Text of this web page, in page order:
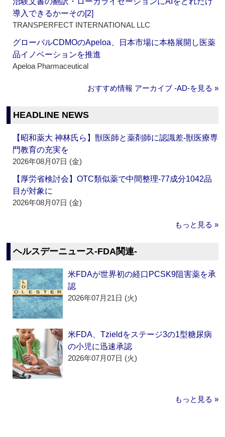
導入できるかーその[2]
TRANSPERFECT INTERNATIONAL LLC
グローバルCDMOのApeloa、日本市場に本格展開し医薬
品イノベーションを推進
Apeloa Pharmaceutical
おすすめ情報 アーカイブ ‐AD‐を見る »
HEADLINE NEWS
【昭和薬大 神林氏ら】獣医師と薬剤師に認識差‐獣医療専
門教育の充実を
2026年08月07日 (金)
【厚労省検討会】OTC類似薬で中間整理‐77成分1042品
目が対象に
2026年08月07日 (金)
もっと見る »
ヘルスデーニュース‐FDA関連‐
米FDAが世界初の経口PCSK9阻害薬を承
認
2026年07月21日 (火)
米FDA、Tzieldをステージ3の1型糖尿病
の小児に迅速承認
2026年07月07日 (火)
もっと見る »